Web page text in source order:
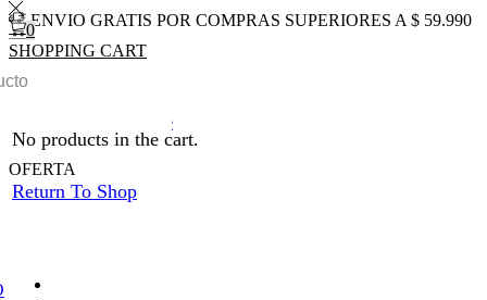
ENVIO GRATIS POR COMPRAS SUPERIORES A $ 59.990
0
SHOPPING CART
No products in the cart.
Return To Shop
Return to previous page
OFERTA